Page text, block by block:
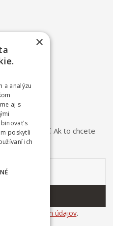
zrušiť. Ak to chcete
nás.
osobných údajov.
×
a analýzu
aj s
s
poskytli
ich